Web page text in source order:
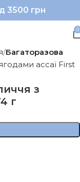
3500 грн
0
Багаторазова
з
г